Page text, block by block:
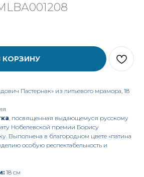
КОРЗИНУ
Пастернак» из литьевого мрамора, 18
, посвященная выдающемуся русскому
Нобелевской премии Борису
Выполнена в благородном цвете «патина
особую респектабельность и
18 см